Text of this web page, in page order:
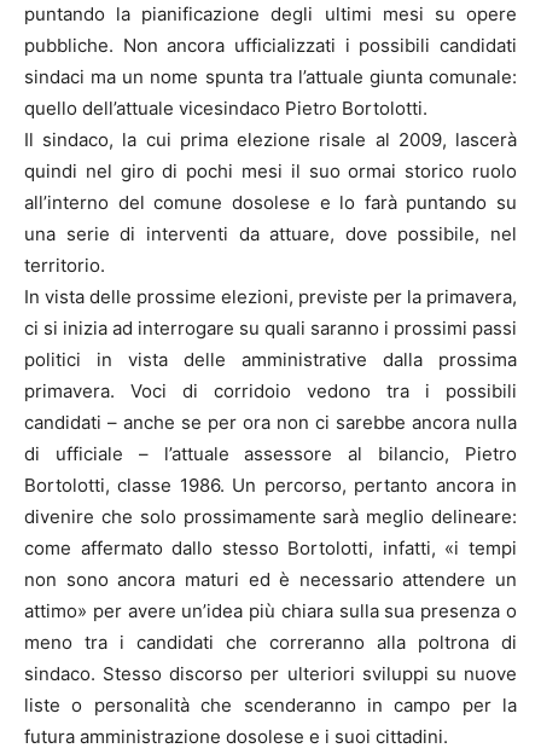
puntando la pianificazione degli ultimi mesi su opere
pubbliche. Non ancora ufficializzati i possibili candidati
sindaci ma un nome spunta tra l’attuale giunta comunale:
quello dell’attuale vicesindaco Pietro Bortolotti.
Il sindaco, la cui prima elezione risale al 2009, lascerà
quindi nel giro di pochi mesi il suo ormai storico ruolo
all’interno del comune dosolese e lo farà puntando su
una serie di interventi da attuare, dove possibile, nel
territorio.
In vista delle prossime elezioni, previste per la primavera,
ci si inizia ad interrogare su quali saranno i prossimi passi
politici in vista delle amministrative dalla prossima
primavera. Voci di corridoio vedono tra i possibili
candidati – anche se per ora non ci sarebbe ancora nulla
di ufficiale – l’attuale assessore al bilancio, Pietro
Bortolotti, classe 1986. Un percorso, pertanto ancora in
divenire che solo prossimamente sarà meglio delineare:
come affermato dallo stesso Bortolotti, infatti, «i tempi
non sono ancora maturi ed è necessario attendere un
attimo» per avere un’idea più chiara sulla sua presenza o
meno tra i candidati che correranno alla poltrona di
sindaco. Stesso discorso per ulteriori sviluppi su nuove
liste o personalità che scenderanno in campo per la
futura amministrazione dosolese e i suoi cittadini.